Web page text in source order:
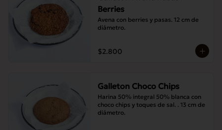
Berries
Avena con berries y pasas. 12 cm de
diámetro.
$2.800
Galleton Choco Chips
Harina 50% integral 50% blanca con
choco chips y toques de sal. . 13 cm de
diámetro.